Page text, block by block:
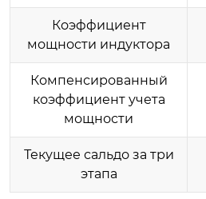
Коэффициент
мощности индуктора
Компенсированный
коэффициент учета
мощности
Текущее сальдо за три
этапа